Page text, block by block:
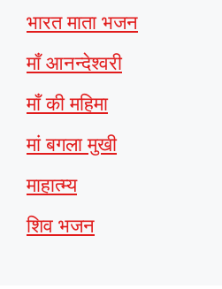
भारत माता भजन
माँ आनन्देश्वरी
माँ की महिमा
मां बगला मुखी
माहात्म्य
शिव भजन